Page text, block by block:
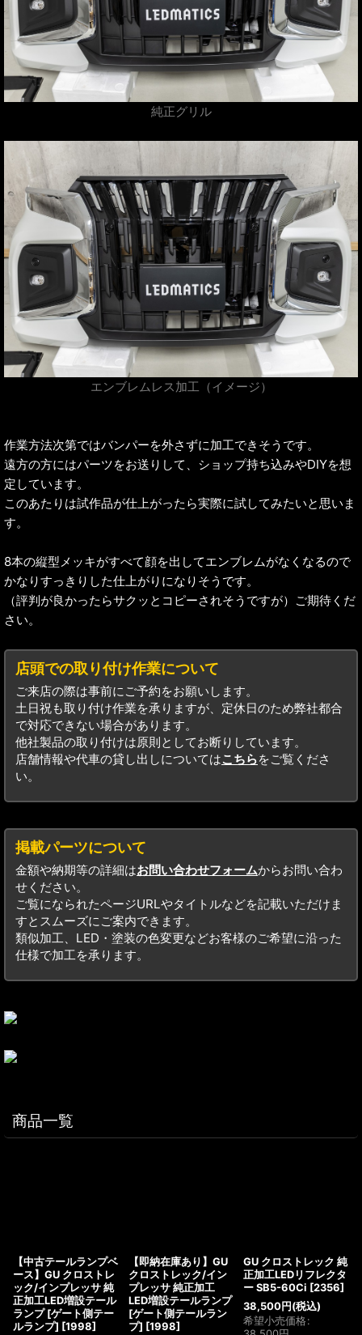
純正グリル
エンブレムレス加工（イメージ）
作業方法次第ではバンパーを外さずに加工できそうです。
遠方の方にはパーツをお送りして、ショップ持ち込みやDIYを想
定しています。
このあたりは試作品が仕上がったら実際に試してみたいと思いま
す。
8本の縦型メッキがすべて顔を出してエンブレムがなくなるので
かなりすっきりした仕上がりになりそうです。
（評判が良かったらサクッとコピーされそうですが）ご期待くだ
さい。
店頭での取り付け作業について
ご来店の際は事前にご予約をお願いします。
土日祝も取り付け作業を承りますが、定休日のため弊社都合
で対応できない場合があります。
他社製品の取り付けは原則としてお断りしています。
店舗情報や代車の貸し出しについてはこちらをご覧くださ
い。
掲載パーツについて
金額や納期等の詳細はお問い合わせフォームからお問い合わ
せください。
ご覧になられたページURLやタイトルなどを記載いただけま
すとスムーズにご案内できます。
類似加工、LED・塗装の色変更などお客様のご希望に沿った
仕様で加工を承ります。
商品一覧
【中古テールランプベ
ース】GU クロストレ
ック/インプレッサ 純
正加工LED増設テール
ランプ [ゲート側テー
ルランプ] [1998]
【即納在庫あり】GU
クロストレック/イン
プレッサ 純正加工
LED増設テールランプ
[ゲート側テールラン
プ] [1998]
GU クロストレック 純
正加工LEDリフレクタ
ー SB5-60Ci [2356]
38,500円 (税込)
希望小売価格: